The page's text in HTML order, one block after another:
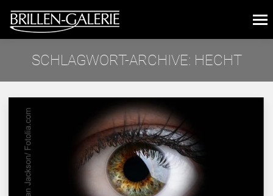
SCHLAGWORT-ARCHIVE: HECHT